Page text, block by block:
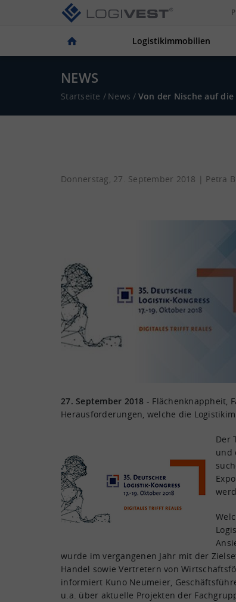
Logistikimmobilien
NEWS
Startseite / News / Von der Nische auf
Donnerstag, 27. September 2018 | Petra
27. September 2018 - Flächenknappheit,
Herausforderungen, welche die
Der
und
wurde im vergangenen Jahr mit der
Handel sowie Vertretern von
informiert Kuno Neumeier,
u.a. über aktuelle Projekten der